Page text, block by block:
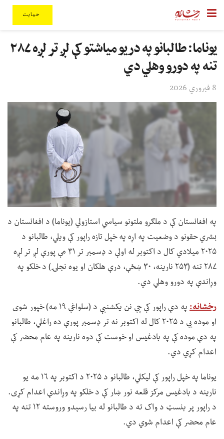
حمایت
یوناما: طالبانو په دریو میاشتو کې لږ تر لږه ۲۸۷
تنه په دورو وهلي دي
8 فبروري 2026
په افغانستان کې د ملګرو ملتونو سیاسي استازولي (یوناما) د افغانستان د
بشري حقونو د وضعیت په اړه په خپل تازه راپور کې ویلي، طالبانو د
۲۰۲۵ میلادي کال د اکتوبر له اولې د ډسمبر تر ۳۱ مې پورې لږ تر لږه
۲۸۷ تنه (۲۵۳ نارینه، ۳۰ ښځې، درې هلکان او یوه نجلۍ) د خلکو په
وړاندې په دورو وهلي دي.
رخشانه:
په دې راپور کې چې نن یکشنبې د (سلواغې ۱۹ مه) خپور شوی
او موده یې د ۲۰۲۵ کال له اکتوبر نه تر ډسمبر پورې ده راغلي، طالبانو
په دې موده کې په بادغیس او خوست کې دوه نارینه په عام محضر کې
اعدام کړي دي.
یوناما په خپل راپور کې لیکلي، طالبانو د ۲۰۲۵ د اکتوبر په ۱۶ مه یو
نارینه د بادغیس مرکز قلعه نور ښار کې د خلکو په وړاندې اعدام کړی.
د راپور پر بنسټ د واک ته د طالبانو له بیا رسېدو وروسته ۱۲ تنه په
عام محضر کې اعدام شوي دي.